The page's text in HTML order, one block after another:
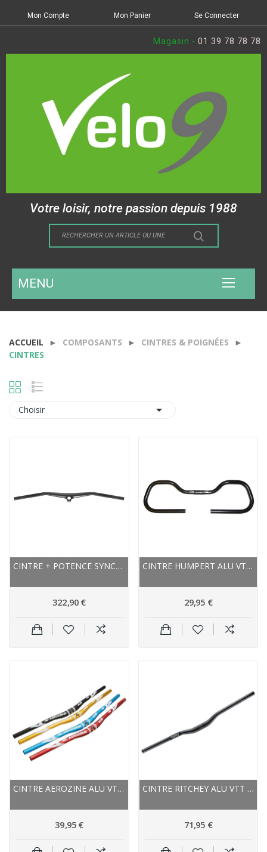
Mon Compte Mon Panier Se Connecter
Magasin - 01 39 78 78 78
Votre loisir, notre passion depuis 1988
MENU
ACCUEIL COMPOSANTS
CINTRES & POIGNÉES
CINTRES
Choisir 
CINTRE + POTENCE SYNCROS INTÉGRÉE CARBON VTT...
322,90 €
CINTRE HUMPERT ALU VTT-VTC-RTE CONTEST COMFORT...
29,95 €
CINTRE AEROZINE ALU VTT RELEVÉ XBR15 31.8X15 OR...
39,95 €
CINTRE RITCHEY ALU VTT RELEVÉ RIZER WCS TRAIL...
71,95 €